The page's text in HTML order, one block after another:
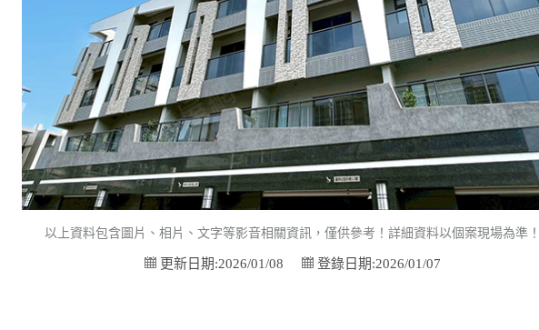
以上資料包含圖片、相片、文字等影音相關資訊，僅供參考！詳細資料以個案現場為準！
更新日期:2026/01/08 登錄日期:2026/01/07